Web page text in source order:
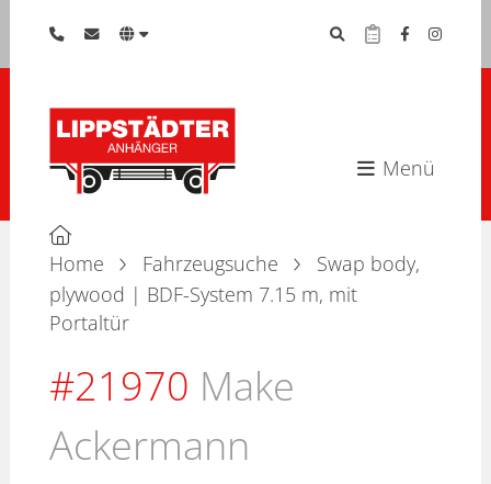
Menü
Home Fahrzeugsuche
Swap body,
plywood | BDF-System 7.15 m, mit
Portaltür
#21970 Make
Ackermann